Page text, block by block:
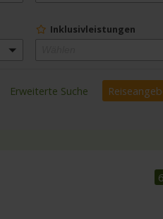
Inklusivleistungen
Erweiterte Suche